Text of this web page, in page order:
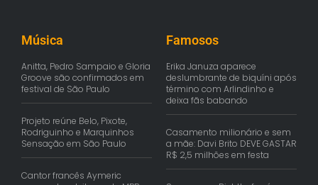
Música
Anitta, Pedro Sampaio e Gloria
Groove são confirmados em
festival de São Paulo
Projeto reúne Belo, Pixote,
Rodriguinho e Marquinhos
Sensação em São Paulo
Cantor francês Aymeric
Famosos
Erika Januza aparece
deslumbrante de biquíni após
término com Arlindinho e
deixa fãs babando
Casamento milionário e sem
a mãe: Davi Brito DEVE GASTAR
R$ 2,5 milhões em festa